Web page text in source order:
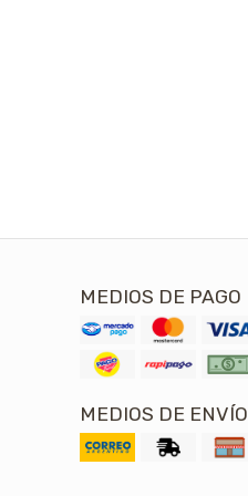
MEDIOS DE PAGO
MEDIOS DE ENVÍO